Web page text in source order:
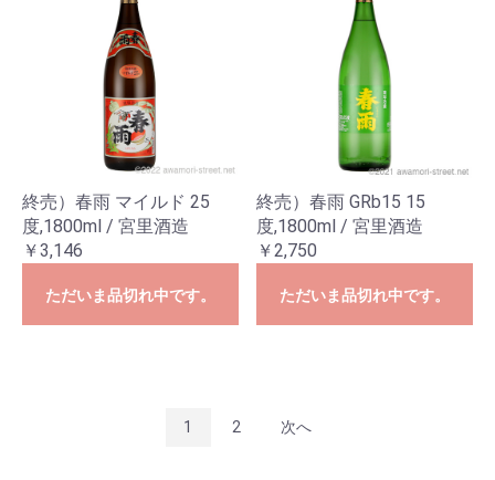
終売）春雨 マイルド 25
度,1800ml / 宮里酒造
￥3,146
ただいま品切れ中です。
終売）春雨 GRb15 15
度,1800ml / 宮里酒造
￥2,750
ただいま品切れ中です。
1 2 次へ